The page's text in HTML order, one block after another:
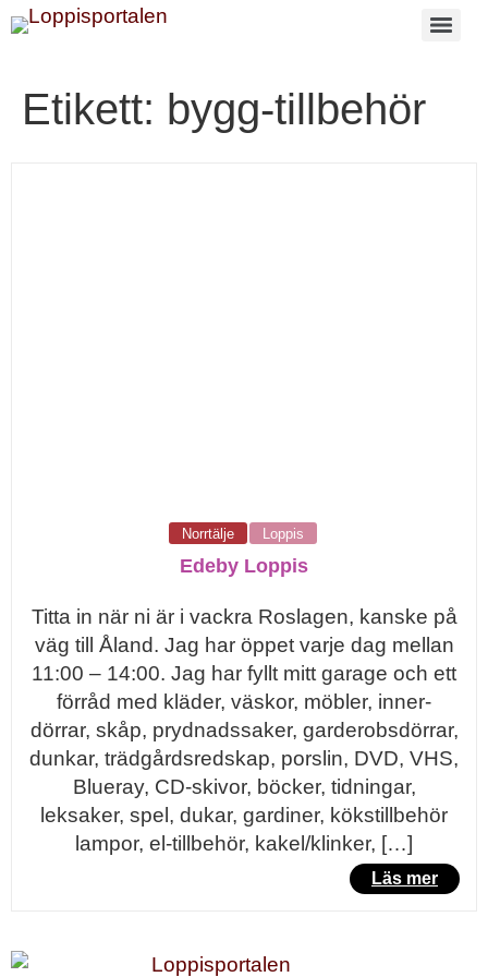
Etikett: bygg-tillbehör
Norrtälje Loppis
Edeby Loppis
Titta in när ni är i vackra Roslagen, kanske på
väg till Åland. Jag har öppet varje dag mellan
11:00 – 14:00. Jag har fyllt mitt garage och ett
förråd med kläder, väskor, möbler, inner-
dörrar, skåp, prydnadssaker, garderobsdörrar,
dunkar, trädgårdsredskap, porslin, DVD, VHS,
Blueray, CD-skivor, böcker, tidningar,
leksaker, spel, dukar, gardiner, kökstillbehör
lampor, el-tillbehör, kakel/klinker, […]
Läs mer